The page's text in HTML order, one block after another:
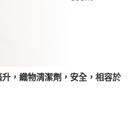
，織物清潔劑，安全，相容於